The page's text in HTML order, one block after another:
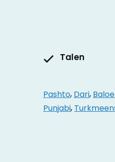
Talen
Pashto, Dari,
Punjabi,